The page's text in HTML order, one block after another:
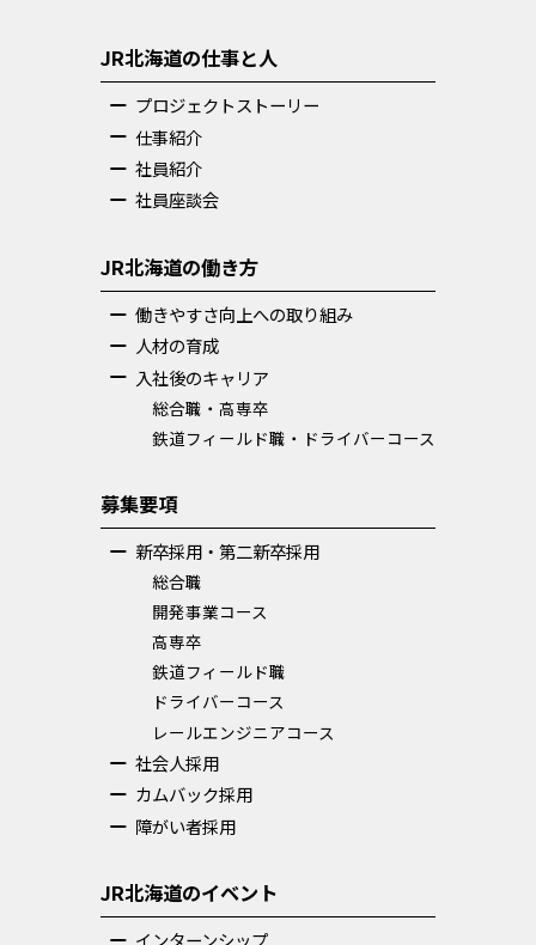
JR北海道の仕事と人
プロジェクトストーリー
仕事紹介
社員紹介
社員座談会
JR北海道の働き方
働きやすさ向上への取り組み
人材の育成
入社後のキャリア
総合職・高専卒
鉄道フィールド職・ドライバーコース
募集要項
新卒採用・第二新卒採用
総合職
開発事業コース
高専卒
鉄道フィールド職
ドライバーコース
レールエンジニアコース
社会人採用
カムバック採用
障がい者採用
JR北海道のイベント
インターンシップ